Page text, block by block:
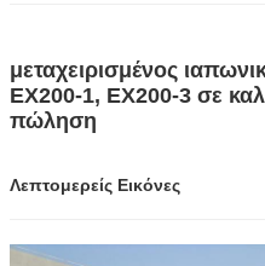
μεταχειρισμένος
EX200-1, EX200-3 σε
πώληση
Λεπτομερείς Εικόνες